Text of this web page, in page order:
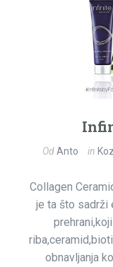
OdAnto in
Collagen
je ta što sadrži
obnavljanja